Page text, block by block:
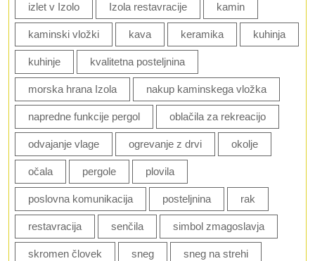
izlet v Izolo Izola restavracije kamin
kaminski vložki kava keramika kuhinja
kuhinje kvalitetna posteljnina
morska hrana Izola nakup kaminskega vložka
napredne funkcije pergol oblačila za rekreacijo
odvajanje vlage ogrevanje z drvi okolje
očala pergole plovila
poslovna komunikacija posteljnina rak
restavracija senčila simbol zmagoslavja
skromen človek sneg sneg na strehi